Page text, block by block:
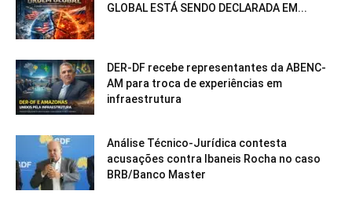
GLOBAL ESTÁ SENDO DECLARADA EM...
DER-DF recebe representantes da ABENC-
AM para troca de experiências em
infraestrutura
Análise Técnico-Jurídica contesta
acusações contra Ibaneis Rocha no caso
BRB/Banco Master